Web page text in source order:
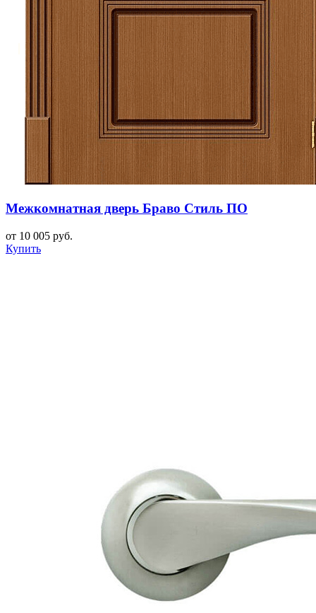
Межкомнатная дверь Браво Стиль ПО
от 10 005 руб.
Купить